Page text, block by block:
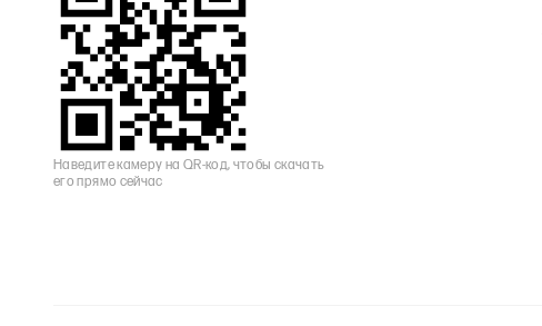
Наведите камеру на QR-код, чтобы скачать
его прямо сейчас